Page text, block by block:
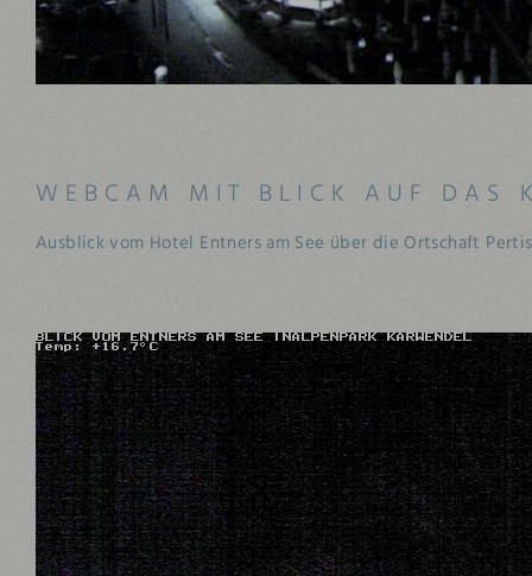
WEBCAM MIT BLICK AUF DAS
Ausblick vom Hotel Entners am See über die Ortschaft